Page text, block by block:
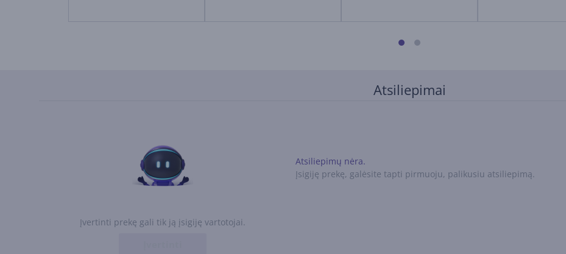
Atsiliepimai
Įvertinti prekę gali tik ją įsigiję vartotojai.
Atsiliepimų nėra.
Įsigiję prekę, galėsite tapti pirmuoju, palikusiu atsiliepimą.